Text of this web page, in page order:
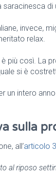
saracinesca
invece,
relax.
è più così. La
si è
un intero
sulla
all’articolo
al riposo